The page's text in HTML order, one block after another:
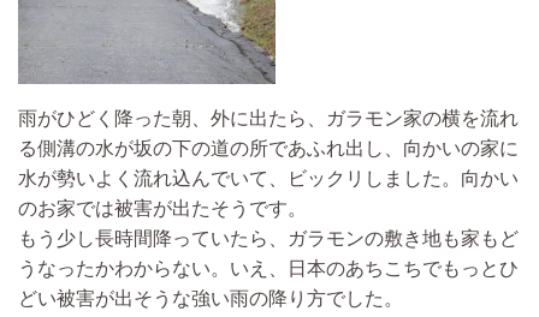
雨がひどく降った朝、外に出たら、ガラモン家の横を流れ
る側溝の水が坂の下の道の所であふれ出し、向かいの家に
水が勢いよく流れ込んでいて、ビックリしました。向かい
のお家では被害が出たそうです。
もう少し長時間降っていたら、ガラモンの敷き地も家もど
うなったかわからない。いえ、日本のあちこちでもっとひ
どい被害が出そうな強い雨の降り方でした。